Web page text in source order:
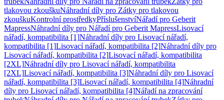
tlakovou zkouškuNáhradní díly pro Zátky pro tlakovou
zkouškuKontrolní prostředkyPříslušenstvíNářadí pro Geberit
MapressNáhradní díly pro Nářadí pro Geberit MapressLisovací
nářadí, kompatibilita [1]Náhradní díly pro Lisovací nářadí,
kompatibilita [1]Lisovací nářadí, kompatibilita [2]Náhradní díly pro
Lisovací nářadí, kompatibilita [2]Lisovací nářadí, kompatibilita
[2XL]Náhradní díly pro Lisovací nářadí, kompatibilita
[2XL]Lisovací nářadí, kompatibilita [3]Náhradní díly pro Lisovací
nářadí, kompatibilita [3]Lisovací nářadí, kompatibilita [4]Náhradní
díly pro Lisovací nářadí, kompatibilita [4]Nářadí na zpracování